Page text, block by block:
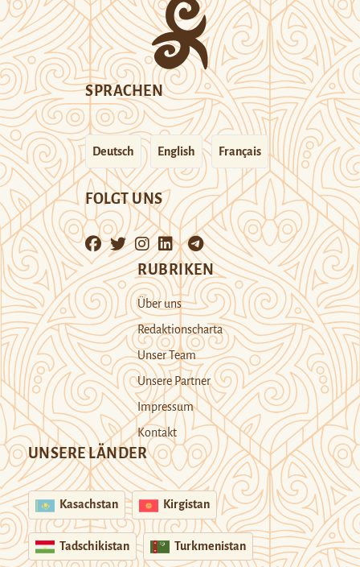
SPRACHEN
Deutsch English Français
FOLGT UNS
RUBRIKEN
Über uns
Redaktionscharta
Unser Team
Unsere Partner
Impressum
Kontakt
UNSERE LÄNDER
Kasachstan Kirgistan
Tadschikistan Turkmenistan